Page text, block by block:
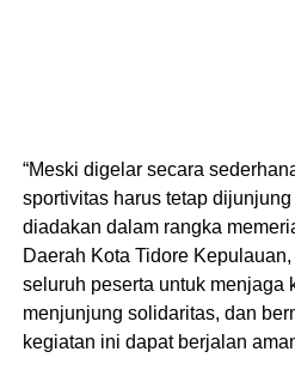
“Meski digelar secara
sportivitas harus tetap
diadakan dalam rangka
Daerah Kota Tidore
seluruh peserta untuk menjaga
menjunjung solidaritas, dan
kegiatan ini dapat berjalan